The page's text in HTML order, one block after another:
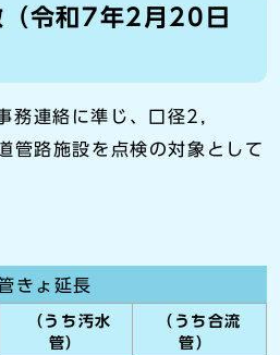
令和7年2月20日
連絡に準じ、口径2，
路施設を点検の対象として
きょ延長
（うち汚水
管）
（うち合流
管）